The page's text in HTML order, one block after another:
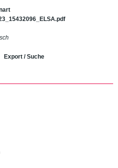
Export / Suche